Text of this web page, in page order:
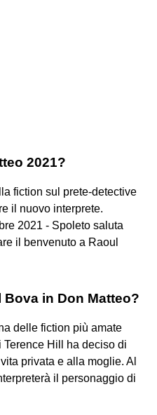
2021?
fiction sul prete-detective
il nuovo interprete.
2021 - Spoleto saluta
il benvenuto a Raoul
in Don Matteo?
delle fiction più amate
Hill ha deciso di
privata e alla moglie. Al
il personaggio di